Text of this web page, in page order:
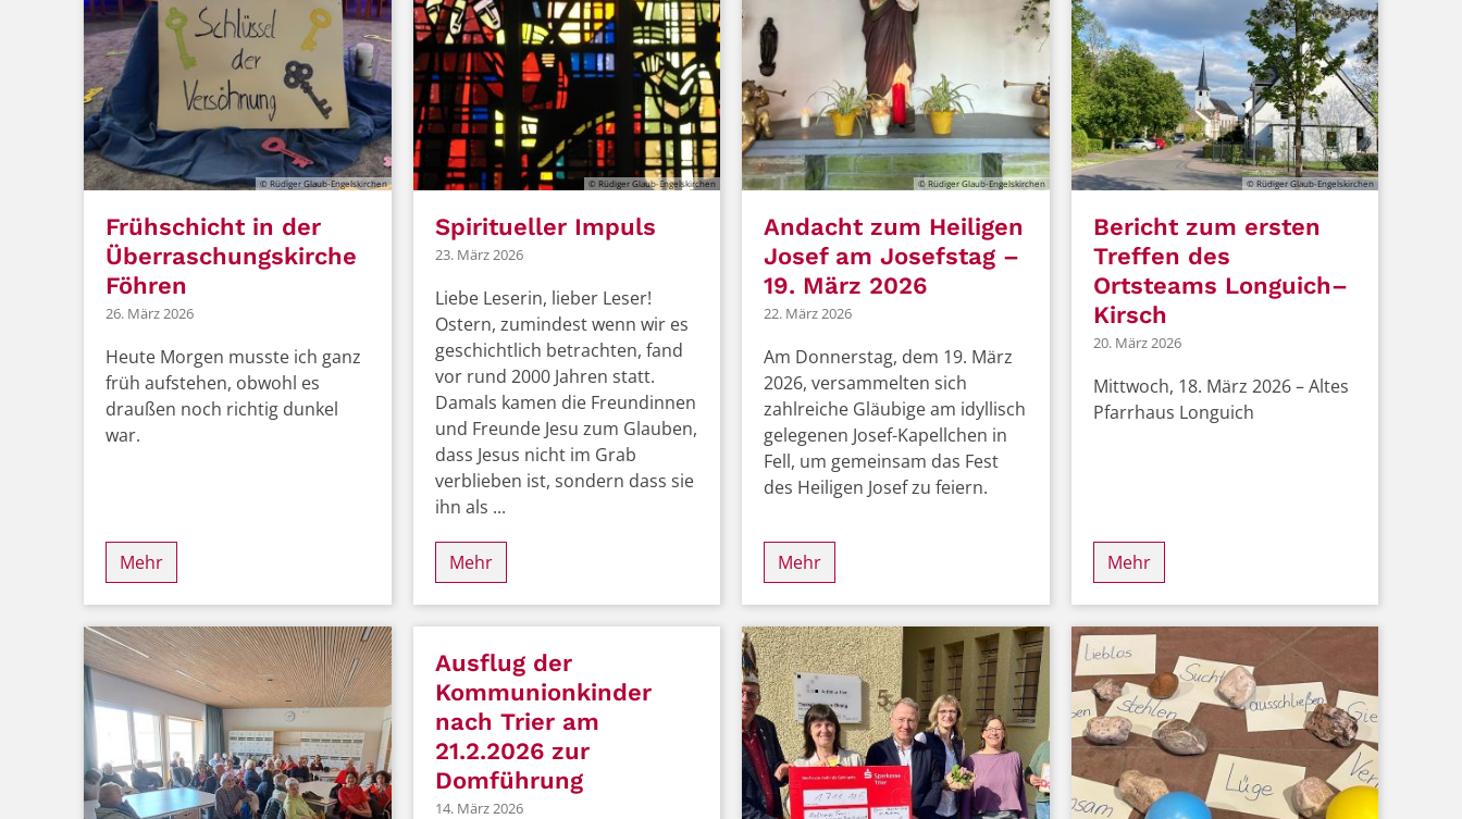
© Rüdiger Glaub-Engelskirchen
Frühschicht in der
Überraschungskirche
Föhren
26. März 2026
Heute Morgen musste ich ganz
früh aufstehen, obwohl es
draußen noch richtig dunkel
war.
Mehr
© Rüdiger Glaub-Engelskirchen
Spiritueller Impuls
23. März 2026
Liebe Leserin, lieber Leser!
Ostern, zumindest wenn wir es
geschichtlich betrachten, fand
vor rund 2000 Jahren statt.
Damals kamen die Freundinnen
und Freunde Jesu zum Glauben,
dass Jesus nicht im Grab
verblieben ist, sondern dass sie
ihn als ...
Mehr
© Rüdiger Glaub-Engelskirchen
Andacht zum Heiligen
Josef am Josefstag –
19. März 2026
22. März 2026
Am Donnerstag, dem 19. März
2026, versammelten sich
zahlreiche Gläubige am idyllisch
gelegenen Josef-Kapellchen in
Fell, um gemeinsam das Fest
des Heiligen Josef zu feiern.
Mehr
© Rüdiger Glaub-Engelskirchen
Bericht zum ersten
Treffen des
Ortsteams Longuich–
Kirsch
20. März 2026
Mittwoch, 18. März 2026 – Altes
Pfarrhaus Longuich
Mehr
Ausflug der
Kommunionkinder
nach Trier am
21.2.2026 zur
Domführung
14. März 2026